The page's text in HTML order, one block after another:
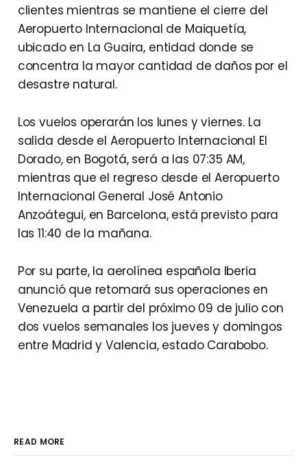
clientes mientras se mantiene el cierre del
Aeropuerto Internacional de Maiquetía,
ubicado en La Guaira, entidad donde se
concentra la mayor cantidad de daños por el
desastre natural.
Los vuelos operarán los lunes y viernes. La
salida desde el Aeropuerto Internacional El
Dorado, en Bogotá, será a las 07:35 AM,
mientras que el regreso desde el Aeropuerto
Internacional General José Antonio
Anzoátegui, en Barcelona, está previsto para
las 11:40 de la mañana.
Por su parte, la aerolínea española Iberia
anunció que retomará sus operaciones en
Venezuela a partir del próximo 09 de julio con
dos vuelos semanales los jueves y domingos
entre Madrid y Valencia, estado Carabobo.
READ MORE